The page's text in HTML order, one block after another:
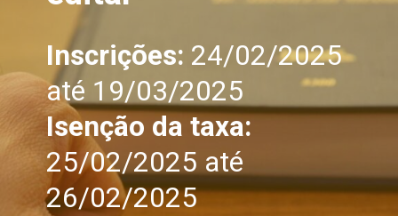
Inscrições: 24/02/2025
até 19/03/2025
Isenção da taxa:
25/02/2025 até
26/02/2025